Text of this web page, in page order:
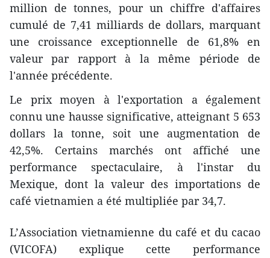
million de tonnes, pour un chiffre d'affaires
cumulé de 7,41 milliards de dollars, marquant
une croissance exceptionnelle de 61,8% en
valeur par rapport à la même période de
l'année précédente.
Le prix moyen à l'exportation a également
connu une hausse significative, atteignant 5 653
dollars la tonne, soit une augmentation de
42,5%. Certains marchés ont affiché une
performance spectaculaire, à l'instar du
Mexique, dont la valeur des importations de
café vietnamien a été multipliée par 34,7.
L’Association vietnamienne du café et du cacao
(VICOFA) explique cette performance